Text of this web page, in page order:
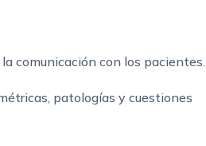
comunicación con los pacientes.
patologías y cuestiones